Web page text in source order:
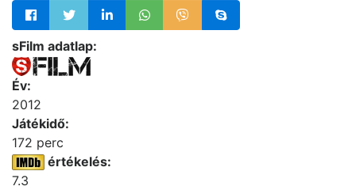
sFilm adatlap:
Év:
2012
Játékidő:
172 perc
értékelés:
7.3